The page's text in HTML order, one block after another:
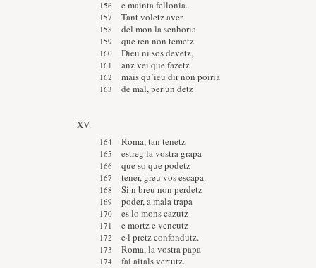
e mainta fellonia.
Tant voletz aver
del mon la senhoria
que ren non temetz
Dieu ni sos devetz,
anz vei que fazetz
mais qu’ieu dir non poiria
de mal, per un detz
XV.
Roma, tan tenetz
estreg la vostra grapa
que so que podetz
tener, greu vos escapa.
Si·n breu non perdetz
poder, a mala trapa
es lo mons cazutz
e mortz e vencutz
e·l pretz confondutz.
Roma, la vostra papa
fai aitals vertutz.